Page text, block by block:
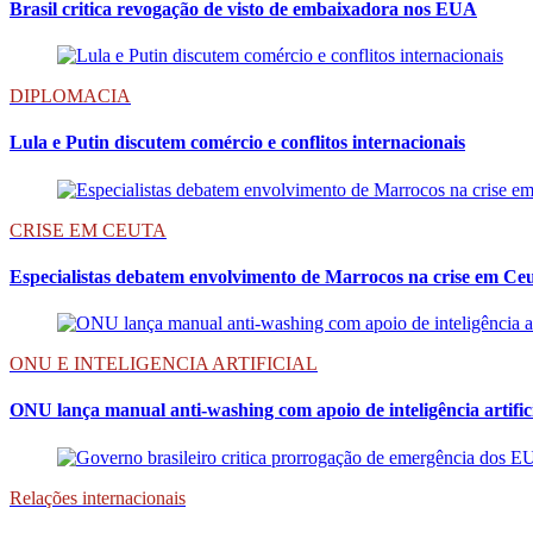
Brasil critica revogação de visto de embaixadora nos EUA
DIPLOMACIA
Lula e Putin discutem comércio e conflitos internacionais
CRISE EM CEUTA
Especialistas debatem envolvimento de Marrocos na crise em
ONU E INTELIGENCIA ARTIFICIAL
ONU lança manual anti-washing com apoio de inteligência
Relações internacionais